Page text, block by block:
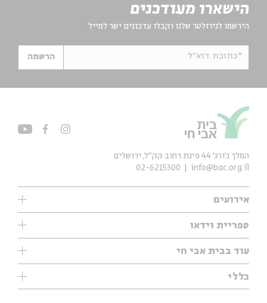
הישארו מעודכנים
הירשמו לניוזלטר שלנו וקבלו עדכונים ישר למייל
*כתובת דוא"ל הרשמה
אירועים
עיון
אנגלית
נוער
ספריית וידאו
ילדים
מוזיקה
עיון
מיוחדים
עוד בבית אבי חי
תערוכות
מיוחדים
כללי
המלך ג'ורג' 44 פינת רחוב קק״ל, ירושלים
info@bac.org.il
02-6215300